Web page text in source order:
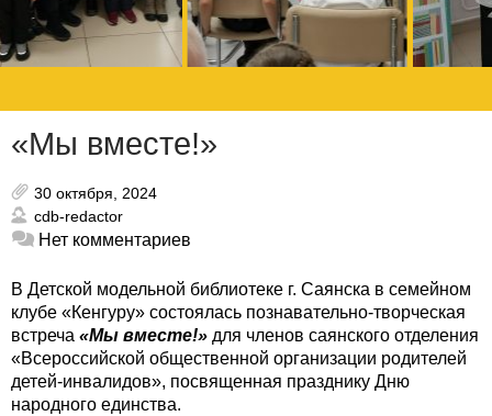
«Мы вместе!»
30 октября, 2024
cdb-redactor
Нет комментариев
В Детской модельной библиотеке г. Саянска в семейном
клубе «Кенгуру» состоялась познавательно-творческая
встреча «Мы вместе!» для членов саянского отделения
«Всероссийской общественной организации родителей
детей-инвалидов», посвященная празднику Дню
народного единства.